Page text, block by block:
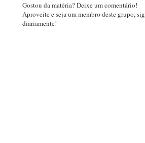
Gostou da matéria? Deixe um comentário!
Aproveite e seja um membro deste grupo,
diariamente!